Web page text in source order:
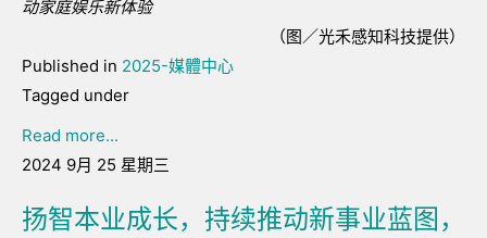
动家庭娱乐新体验
（图／光禾感知科技提供）
Published in 2025-媒體中心
Tagged under
Read more...
2024 9月 25 星期三
扬智本业成长，持续推动新事业蓝图，